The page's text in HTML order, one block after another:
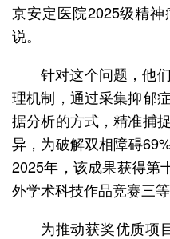
京安定医院2025级精
说。
针对这个问题，他
理机制，通过采集抑郁
据分析的方式，精准捕
异，为破解双相障碍
2025年，该成果获得第
外学术科技作品竞赛三等
为推动获奖优质项